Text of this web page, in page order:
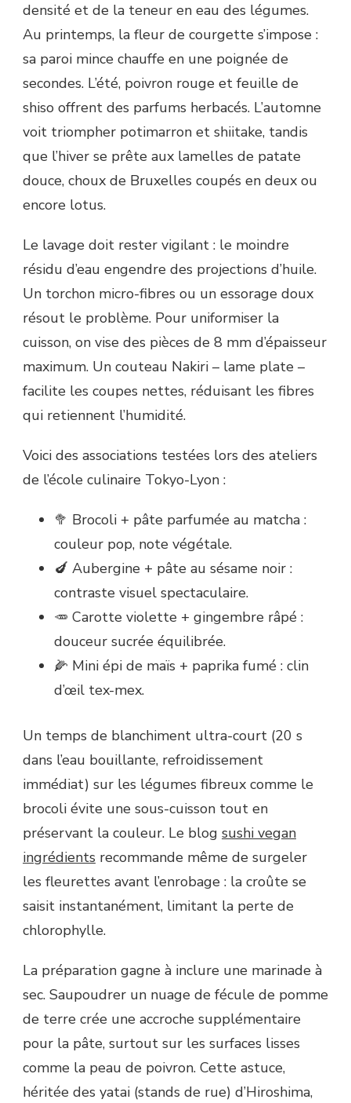
densité et de la teneur en eau des légumes.
Au printemps, la fleur de courgette s’impose :
sa paroi mince chauffe en une poignée de
secondes. L’été, poivron rouge et feuille de
shiso offrent des parfums herbacés. L’automne
voit triompher potimarron et shiitake, tandis
que l’hiver se prête aux lamelles de patate
douce, choux de Bruxelles coupés en deux ou
encore lotus.
Le lavage doit rester vigilant : le moindre
résidu d’eau engendre des projections d’huile.
Un torchon micro-fibres ou un essorage doux
résout le problème. Pour uniformiser la
cuisson, on vise des pièces de 8 mm d’épaisseur
maximum. Un couteau Nakiri – lame plate –
facilite les coupes nettes, réduisant les fibres
qui retiennent l’humidité.
Voici des associations testées lors des ateliers
de l’école culinaire Tokyo-Lyon :
🥦 Brocoli + pâte parfumée au matcha :
couleur pop, note végétale.
🍆 Aubergine + pâte au sésame noir :
contraste visuel spectaculaire.
🥕 Carotte violette + gingembre râpé :
douceur sucrée équilibrée.
🌽 Mini épi de maïs + paprika fumé : clin
d’œil tex-mex.
Un temps de blanchiment ultra-court (20 s
dans l’eau bouillante, refroidissement
immédiat) sur les légumes fibreux comme le
brocoli évite une sous-cuisson tout en
préservant la couleur. Le blog sushi vegan
ingrédients recommande même de surgeler
les fleurettes avant l’enrobage : la croûte se
saisit instantanément, limitant la perte de
chlorophylle.
La préparation gagne à inclure une marinade à
sec. Saupoudrer un nuage de fécule de pomme
de terre crée une accroche supplémentaire
pour la pâte, surtout sur les surfaces lisses
comme la peau de poivron. Cette astuce,
héritée des yatai (stands de rue) d’Hiroshima,